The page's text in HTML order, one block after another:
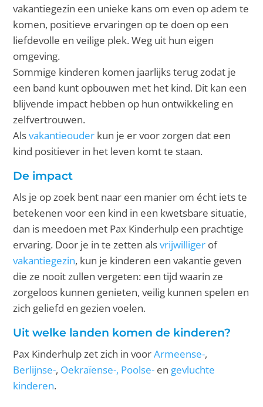
vakantiegezin een unieke kans om even op adem te
komen, positieve ervaringen op te doen op een
liefdevolle en veilige plek. Weg uit hun eigen
omgeving.
Sommige kinderen komen jaarlijks terug zodat je
een band kunt opbouwen met het kind. Dit kan een
blijvende impact hebben op hun ontwikkeling en
zelfvertrouwen.
Alsvakantieouder kun je er voor zorgen dat een
kind positiever in het leven komt te staan.
De impact
Als je op zoek bent naar een manier om écht iets te
betekenen voor een kind in een kwetsbare situatie,
dan is meedoen met Pax Kinderhulp een prachtige
ervaring. Door je in te zetten alsvrijwilliger of
vakantiegezin, kun je kinderen een vakantie geven
die ze nooit zullen vergeten: een tijd waarin ze
zorgeloos kunnen genieten, veilig kunnen spelen en
zich geliefd en gezien voelen.
Uit welke landen komen de kinderen?
Pax Kinderhulp zet zich in voorArmeense-,
Berlijnse-, Oekraïense-, Poolse- en gevluchte
kinderen.